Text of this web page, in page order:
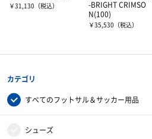
￥31,130 （税込）
-BRIGHT CRIMSO
N(100)
￥35,530 （税込）
カテゴリ
すべてのフットサル＆サッカー用品
シューズ